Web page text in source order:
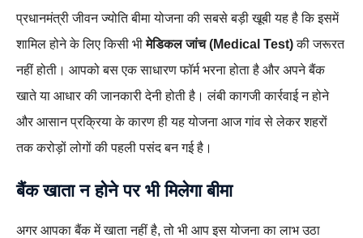
प्रधानमंत्री जीवन ज्योति बीमा योजना की सबसे बड़ी खूबी यह है कि इसमें
शामिल होने के लिए किसी भीमेडिकल जांच (Medical Test)की जरूरत
नहीं होती। आपको बस एक साधारण फॉर्म भरना होता है और अपने बैंक
खाते या आधार की जानकारी देनी होती है। लंबी कागजी कार्रवाई न होने
और आसान प्रक्रिया के कारण ही यह योजना आज गांव से लेकर शहरों
तक करोड़ों लोगों की पहली पसंद बन गई है।
बैंक खाता न होने पर भी मिलेगा बीमा
अगर आपका बैंक में खाता नहीं है, तो भी आप इस योजना का लाभ उठा